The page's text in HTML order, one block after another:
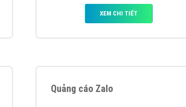
XEM CHI TIẾT
Quảng cáo Zalo